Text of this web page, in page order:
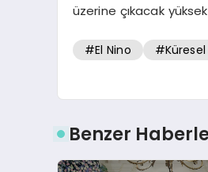
üzerine çıkacak yüksek
#El Nino #Küresel
Benzer